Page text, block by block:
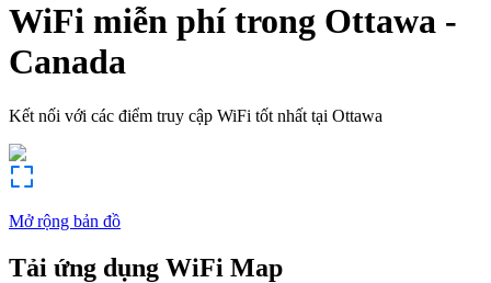
WiFi miễn phí trong Ottawa -
Canada
Kết nối với các điểm truy cập WiFi tốt nhất tại Ottawa
Mở rộng bản đồ
Tải ứng dụng WiFi Map